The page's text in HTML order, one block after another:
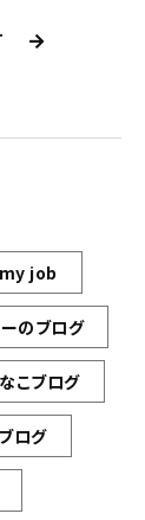
my job
のブログ
こブログ
ログ